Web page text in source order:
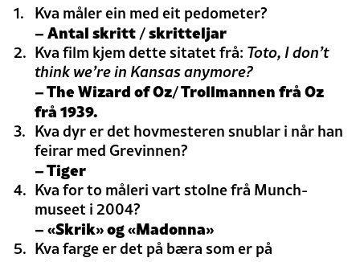
Kva måler ein med eit pedometer?
– Antal skritt / skritteljar
Kva film kjem dette sitatet frå: Toto, I don’t
think we’re in Kansas anymore?
– The Wizard of Oz/ Trollmannen frå Oz
frå 1939.
Kva dyr er det hovmesteren snublar i når han
feirar med Grevinnen?
– Tiger
Kva for to måleri vart stolne frå Munch-
museet i 2004?
– «Skrik» og «Madonna»
Kva farge er det på bæra som er på